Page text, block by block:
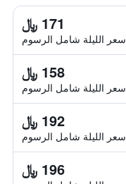
171 ﷼
سعر الليلة شامل الرسوم
158 ﷼
سعر الليلة شامل الرسوم
192 ﷼
سعر الليلة شامل الرسوم
196 ﷼